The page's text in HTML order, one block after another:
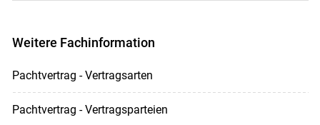
Weitere Fachinformation
Pachtvertrag - Vertragsarten
Pachtvertrag - Vertragsparteien